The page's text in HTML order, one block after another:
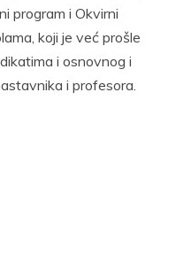
program i Okvirni
koji je već prošle
i osnovnog i
i profesora.